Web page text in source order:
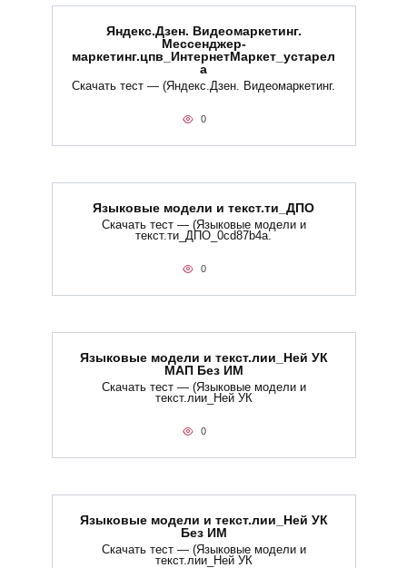
Яндекс.Дзен. Видеомаркетинг.
Мессенджер-
маркетинг.цпв_ИнтернетМаркет_устарел
а
Скачать тест — (Яндекс.Дзен. Видеомаркетинг.
0
Языковые модели и текст.ти_ДПО
Скачать тест — (Языковые модели и
текст.ти_ДПО_0cd87b4a.
0
Языковые модели и текст.лии_Ней УК
МАП Без ИМ
Скачать тест — (Языковые модели и
текст.лии_Ней УК
0
Языковые модели и текст.лии_Ней УК
Без ИМ
Скачать тест — (Языковые модели и
текст.лии_Ней УК